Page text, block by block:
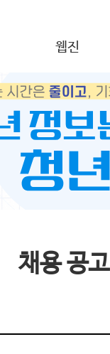
웹진
채용 공고